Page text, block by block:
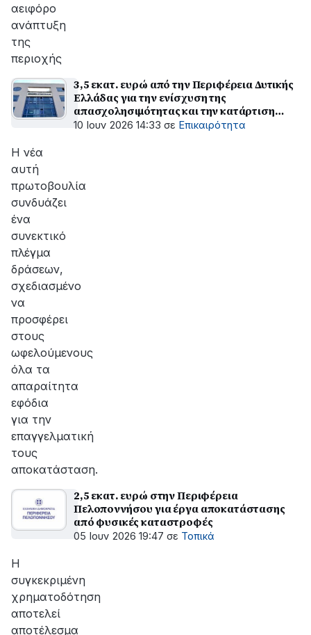
αειφόρο
ανάπτυξη
της
περιοχής
3,5 εκατ. ευρώ από την Περιφέρεια Δυτικής
Ελλάδας για την ενίσχυση της
απασχολησιμότητας και την κατάρτιση
ανέργων
10 Ιουν 2026 14:33 σε Επικαιρότητα
Η νέα
αυτή
πρωτοβουλία
συνδυάζει
ένα
συνεκτικό
πλέγμα
δράσεων,
σχεδιασμένο
να
προσφέρει
στους
ωφελούμενους
όλα τα
απαραίτητα
εφόδια
για την
επαγγελματική
τους
αποκατάσταση.
2,5 εκατ. ευρώ στην Περιφέρεια
Πελοποννήσου για έργα αποκατάστασης
από φυσικές καταστροφές
05 Ιουν 2026 19:47 σε Τοπικά
Η
συγκεκριμένη
χρηματοδότηση
αποτελεί
αποτέλεσμα